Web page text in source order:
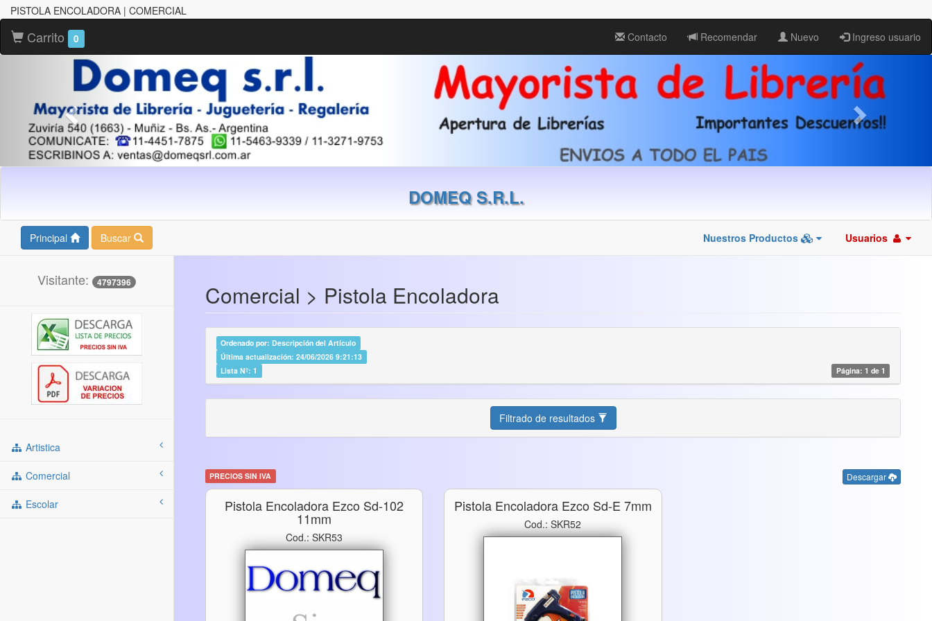
PISTOLA ENCOLADORA | COMERCIAL
Carrito 0 Contacto Recomendar Nuevo Ingreso usuario
DOMEQ S.R.L.
Principal Buscar Nuestros Productos Usuarios
Visitante: 4797396
Artistica
Comercial
Escolar
Comercial > Pistola Encoladora
Ordenado por: Descripción del Artículo
Última actualización: 24/06/2026 9:21:13
Lista Nº: 1
Página: 1 de 1
Filtrado de resultados
PRECIOS SIN IVA Descargar
Pistola Encoladora Ezco Sd-102
11mm
Cod.: SKR53
Pistola Encoladora Ezco Sd-E 7mm
Cod.: SKR52